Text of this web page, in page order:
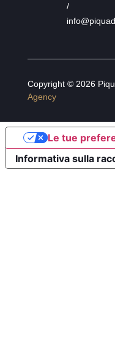
/
Copyright © 2026
Agency
Informativa sulla
Le tue